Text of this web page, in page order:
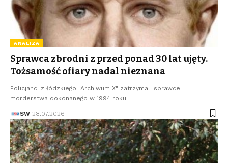
ANALIZA
Sprawca zbrodni z przed ponad 30 lat ujęty.
Tożsamość ofiary nadal nieznana
Policjanci z łódzkiego "Archiwum X" zatrzymali sprawce
morderstwa dokonanego w 1994 roku…
SW 28.07.2026